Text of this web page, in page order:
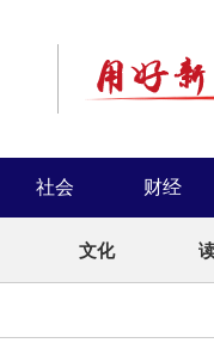
社会 财经
文化